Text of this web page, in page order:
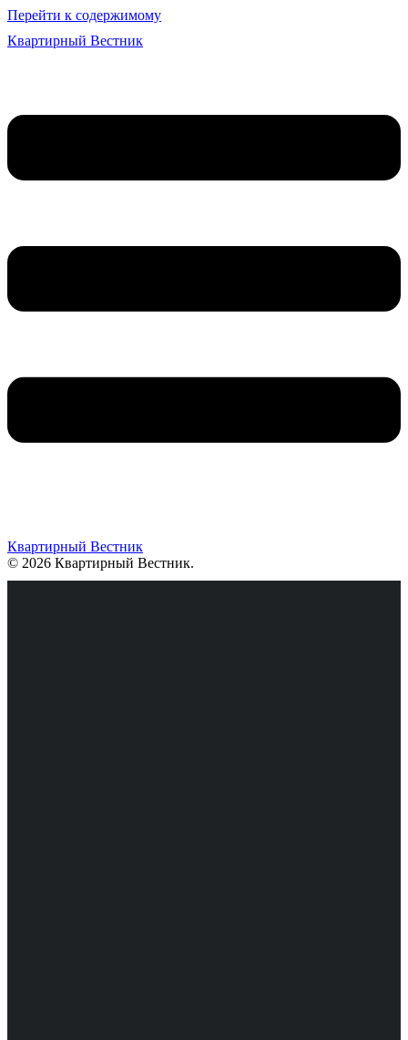
Перейти к содержимому
Квартирный Вестник
Квартирный Вестник
© 2026 Квартирный Вестник.